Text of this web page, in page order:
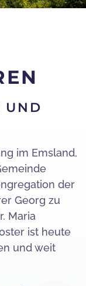
UND
im Emsland,
der
Georg zu
Maria
ist heute
und weit